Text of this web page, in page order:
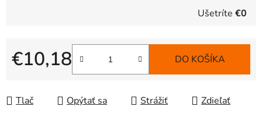
Ušetríte €0
€10,18
Jednotková cena:
DO KOŠÍKA
Tlač Opýtať sa Strážiť Zdieľať